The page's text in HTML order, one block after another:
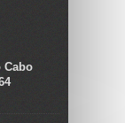
Cabo